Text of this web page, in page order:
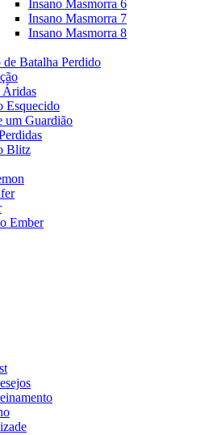
Insano Masmorra 6
Insano Masmorra 7
Insano Masmorra 8
de Batalha Perdido
Áridas
Esquecido
um Guardião
Blitz
Ember